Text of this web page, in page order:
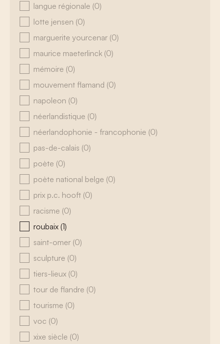
langue régionale (0)
lotte jensen (0)
marguerite yourcenar (0)
maurice maeterlinck (0)
mémoire (0)
mouvement flamand (0)
napoleon (0)
néerlandistique (0)
néerlandophonie - francophonie (0)
pas-de-calais (0)
poète (0)
poète national belge (0)
prix p.c. hooft (0)
racisme (0)
roubaix (1)
saint-omer (0)
sculpture (0)
tiers-lieux (0)
tour de flandre (0)
tourisme (0)
voc (0)
xixe siècle (0)